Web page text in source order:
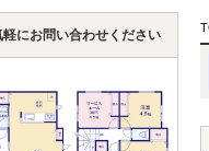
軽にお問い合わせください